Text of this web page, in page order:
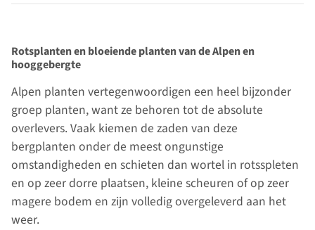
Rotsplanten en bloeiende planten van de Alpen en
hooggebergte
Alpen planten vertegenwoordigen een heel bijzonder
groep planten, want ze behoren tot de absolute
overlevers. Vaak kiemen de zaden van deze
bergplanten onder de meest ongunstige
omstandigheden en schieten dan wortel in rotsspleten
en op zeer dorre plaatsen, kleine scheuren of op zeer
magere bodem en zijn volledig overgeleverd aan het
weer.